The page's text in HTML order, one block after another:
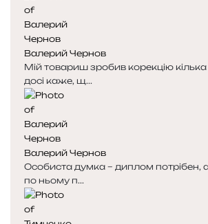
Валерий Чернов
Мій товариш зробив корекцію кілька
досі каже, щ...
Валерий Чернов
Особиста думка – диплом потрібен,
по ньому п...